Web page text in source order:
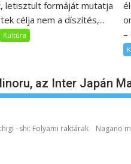
letisztult formáját mutatja
célja nem a díszítés,...
Kultúra
–
az Inter Japán
–shi: Folyami raktárak Nagano